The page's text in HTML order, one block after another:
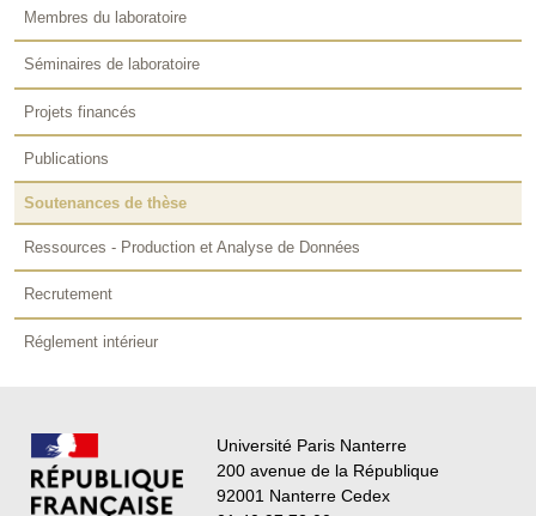
Membres du laboratoire
Séminaires de laboratoire
Projets financés
Publications
Soutenances de thèse
Ressources - Production et Analyse de Données
Recrutement
Réglement intérieur
Université Paris Nanterre
200 avenue de la République
92001 Nanterre Cedex